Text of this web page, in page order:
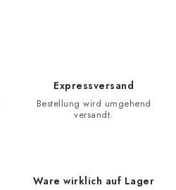
Expressversand
Bestellung wird umgehend
versandt.
Ware wirklich auf Lager